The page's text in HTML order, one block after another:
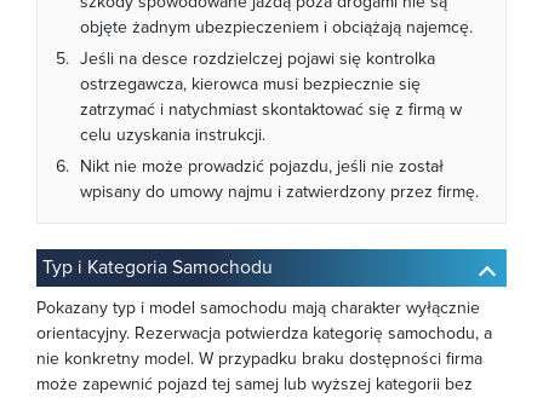
objęte żadnym ubezpieczeniem i obciążają najemcę.
Jeśli na desce rozdzielczej pojawi się kontrolka
ostrzegawcza, kierowca musi bezpiecznie się
zatrzymać i natychmiast skontaktować się z firmą w
celu uzyskania instrukcji.
Nikt nie może prowadzić pojazdu, jeśli nie został
wpisany do umowy najmu i zatwierdzony przez firmę.
Typ i Kategoria Samochodu
Pokazany typ i model samochodu mają charakter wyłącznie
orientacyjny. Rezerwacja potwierdza kategorię samochodu, a
nie konkretny model. W przypadku braku dostępności firma
może zapewnić pojazd tej samej lub wyższej kategorii bez